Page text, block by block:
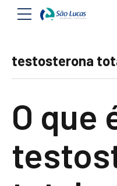
testosterona
O que